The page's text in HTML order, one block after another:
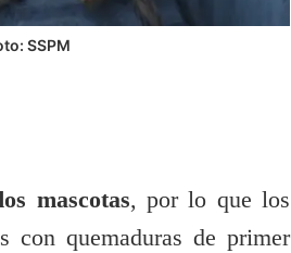
SSPM
mascotas, por lo que los
con quemaduras de primer